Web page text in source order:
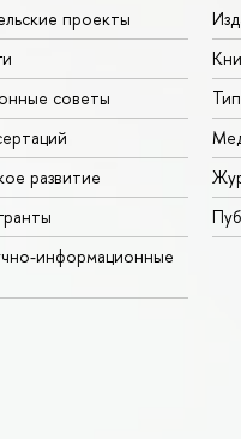
проекты
советы
развитие
информационные